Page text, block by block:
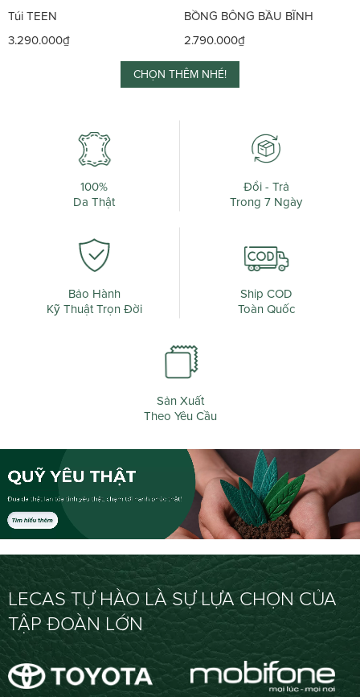
Túi TEEN
3.290.000₫
BỒNG BÔNG BẦU BĨNH
2.790.000₫
CHỌN THÊM NHÉ!
100%
Da Thật
Đổi - Trả
Trong 7 Ngày
Bảo Hành
Kỹ Thuật Trọn Đời
Ship COD
Toàn Quốc
Sản Xuất
Theo Yêu Cầu
LECAS TỰ HÀO LÀ SỰ LỰA CHỌN CỦA
TẬP ĐOÀN LỚN